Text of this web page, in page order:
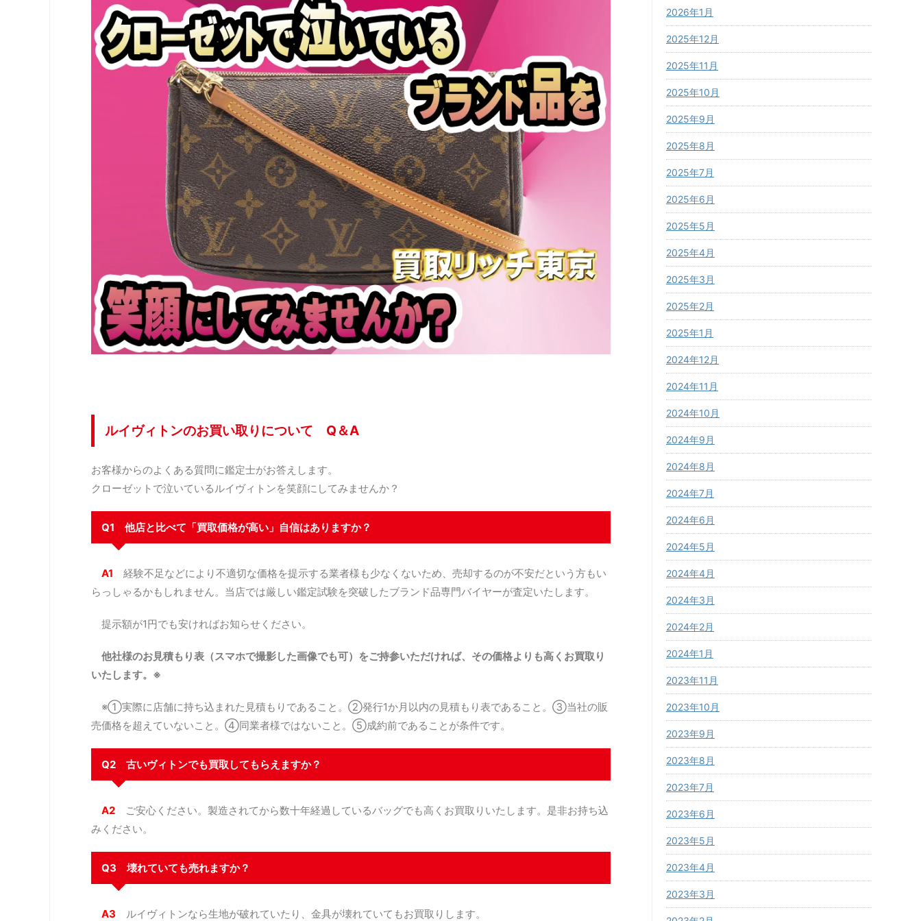
ルイヴィトンのお買い取りについて Q＆A
お客様からのよくある質問に鑑定士がお答えします。
クローゼットで泣いているルイヴィトンを笑顔にしてみませんか？
Q1 他店と比べて「買取価格が高い」自信はありますか？
A1 経験不足などにより不適切な価格を提示する業者様も少なくないため、売却するのが不安だという方もい
らっしゃるかもしれません。当店では厳しい鑑定試験を突破したブランド品専門バイヤーが査定いたします。
提示額が1円でも安ければお知らせください。
他社様のお見積もり表（スマホで撮影した画像でも可）をご持参いただければ、その価格よりも高くお買取り
いたします。※
※①実際に店舗に持ち込まれた見積もりであること。②発行1か月以内の見積もり表であること。③当社の販
売価格を超えていないこと。④同業者様ではないこと。⑤成約前であることが条件です。
Q2 古いヴィトンでも買取してもらえますか？
A2 ご安心ください。製造されてから数十年経過しているバッグでも高くお買取りいたします。是非お持ち込
みください。
Q3 壊れていても売れますか？
A3 ルイヴィトンなら生地が破れていたり、金具が壊れていてもお買取りします。
2026年1月
2025年12月
2025年11月
2025年10月
2025年9月
2025年8月
2025年7月
2025年6月
2025年5月
2025年4月
2025年3月
2025年2月
2025年1月
2024年12月
2024年11月
2024年10月
2024年9月
2024年8月
2024年7月
2024年6月
2024年5月
2024年4月
2024年3月
2024年2月
2024年1月
2023年11月
2023年10月
2023年9月
2023年8月
2023年7月
2023年6月
2023年5月
2023年4月
2023年3月